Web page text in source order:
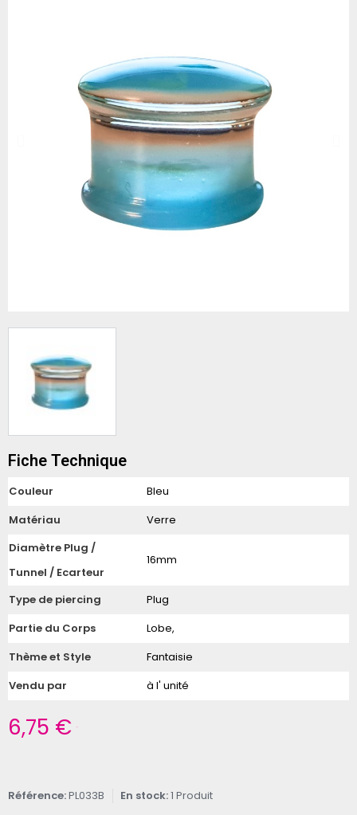
Fiche Technique
Couleur
Bleu
Matériau
Verre
Diamètre Plug /
Tunnel / Ecarteur
16mm
Type de piercing
Plug
Partie du Corps
Lobe,
Thème et Style
Fantaisie
Vendu par
à l' unité
6,75 €
Référence PL033B En stock 1 Produit